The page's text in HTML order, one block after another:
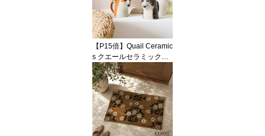
テラコッタ ハンドメイド
ポップ おしゃれ かわい
い 輸入 インポート 海外
インテリア ギフト
【P15倍】Quail Ceramic
s クエールセラミックス
英国ブランド ネコ ジャ
グ ミディアム 陶器 北欧
かわいい おしゃれ ピッ
チャー ジャグ 花瓶 フラ
ワーベース キャット 猫
ねこ 動物 アニマル イン
テリア プレゼント ギフ